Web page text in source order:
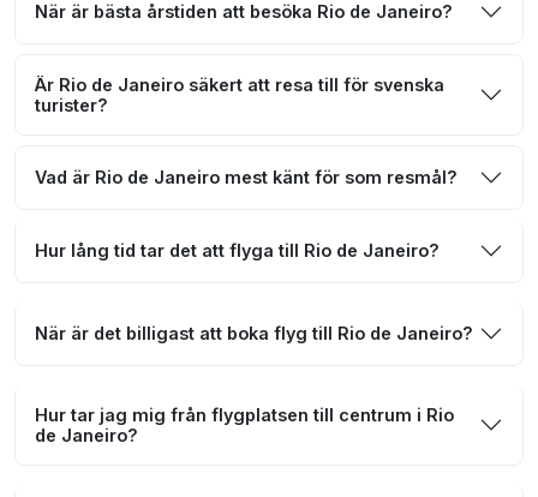
När är bästa årstiden att besöka Rio de Janeiro?
Är Rio de Janeiro säkert att resa till för svenska
turister?
Vad är Rio de Janeiro mest känt för som resmål?
Hur lång tid tar det att flyga till Rio de Janeiro?
När är det billigast att boka flyg till Rio de Janeiro?
Hur tar jag mig från flygplatsen till centrum i Rio
de Janeiro?